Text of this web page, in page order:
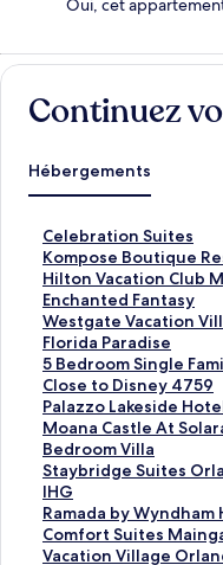
Oui, cet
Continuez
Hébergements
Celebration Suites
L
i
e
n
o
u
v
r
a
n
t
l
a
p
a
g
Kompose Boutique
L
i
e
n
o
u
v
r
a
n
t
l
a
p
a
Hilton Vacation Club
L
i
e
n
o
u
v
r
a
n
t
l
a
p
Enchanted Fantasy
L
i
e
n
o
u
v
r
a
n
t
l
a
Westgate Vacation
L
i
e
n
o
u
v
r
a
n
t
l
Florida Paradise
L
i
e
n
o
u
v
r
a
n
t
5 Bedroom Single
Close to Disney 4759
L
i
e
n
o
u
v
r
a
n
Palazzo Lakeside
L
i
e
n
o
u
v
r
Moana Castle At
Bedroom Villa
L
i
e
n
o
u
v
Staybridge Suites
IHG
L
i
e
n
o
Ramada by
L
i
e
Comfort Suites
L
iVacation Village
L